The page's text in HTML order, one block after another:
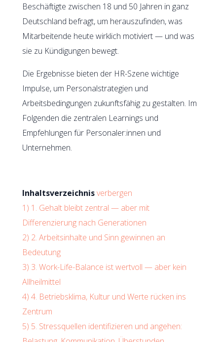
Beschäftigte zwischen 18 und 50 Jahren in ganz
Deutschland befragt, um herauszufinden, was
Mitarbeitende heute wirklich motiviert — und was
sie zu Kündigungen bewegt.
Die Ergebnisse bieten der HR-Szene wichtige
Impulse, um Personalstrategien und
Arbeitsbedingungen zukunftsfähig zu gestalten. Im
Folgenden die zentralen Learnings und
Empfehlungen für Personaler:innen und
Unternehmen.
Inhaltsverzeichnisverbergen
1) 1. Gehalt bleibt zentral — aber mit
Differenzierung nach Generationen
2) 2. Arbeitsinhalte und Sinn gewinnen an
Bedeutung
3) 3. Work-Life-Balance ist wertvoll — aber kein
Allheilmittel
4) 4. Betriebsklima, Kultur und Werte rücken ins
Zentrum
5) 5. Stressquellen identifizieren und angehen: